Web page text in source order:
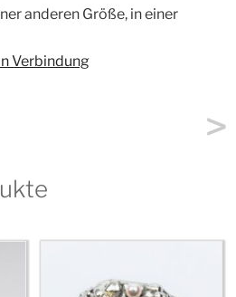
anderen Größe, in einer
Verbindung
>